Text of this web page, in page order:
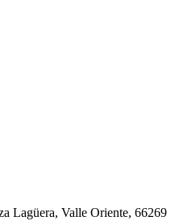
Lagüera, Valle Oriente, 66269